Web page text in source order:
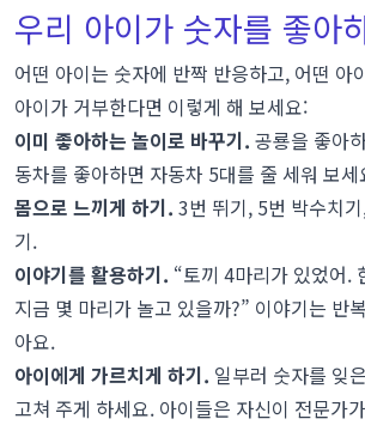
우리 아이가 숫자를 좋아
어떤 아이는 숫자에 반짝 반응하고, 어떤 아
아이가 거부한다면 이렇게 해 보세요:
이미 좋아하는 놀이로 바꾸기. 공룡을 좋아
동차를 좋아하면 자동차 5대를 줄 세워 보세
몸으로 느끼게 하기. 3번 뛰기, 5번 박수치
기.
이야기를 활용하기. “토끼 4마리가 있었어.
지금 몇 마리가 놀고 있을까?” 이야기는 반
아요.
아이에게 가르치게 하기. 일부러 숫자를 잊
고쳐 주게 하세요. 아이들은 자신이 전문가